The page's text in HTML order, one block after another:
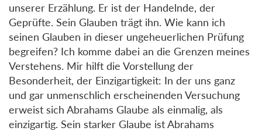
unserer Erzählung. Er ist der Handelnde, der
Geprüfte. Sein Glauben trägt ihn. Wie kann ich
seinen Glauben in dieser ungeheuerlichen Prüfung
begreifen? Ich komme dabei an die Grenzen meines
Verstehens. Mir hilft die Vorstellung der
Besonderheit, der Einzigartigkeit: In der uns ganz
und gar unmenschlich erscheinenden Versuchung
erweist sich Abrahams Glaube als einmalig, als
einzigartig. Sein starker Glaube ist Abrahams